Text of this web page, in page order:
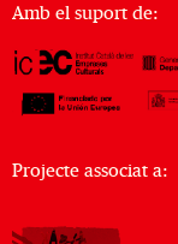
Amb el suport de:
Projecte associat a: